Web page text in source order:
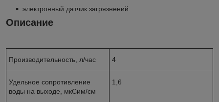
электронный датчик загрязнений.
Описание
Производительность, л/час 4
Удельное сопротивление
воды на выходе, мкСим/см
1,6